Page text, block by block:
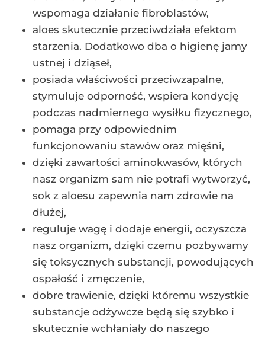
wspomaga działanie fibroblastów,
aloes skutecznie przeciwdziała efektom
starzenia. Dodatkowo dba o higienę jamy
ustnej i dziąseł,
posiada właściwości przeciwzapalne,
stymuluje odporność, wspiera kondycję
podczas nadmiernego wysiłku fizycznego,
pomaga przy odpowiednim
funkcjonowaniu stawów oraz mięśni,
dzięki zawartości aminokwasów, których
nasz organizm sam nie potrafi wytworzyć,
sok z aloesu zapewnia nam zdrowie na
dłużej,
reguluje wagę i dodaje energii, oczyszcza
nasz organizm, dzięki czemu pozbywamy
się toksycznych substancji, powodujących
ospałość i zmęczenie,
dobre trawienie, dzięki któremu wszystkie
substancje odżywcze będą się szybko i
skutecznie wchłaniały do naszego